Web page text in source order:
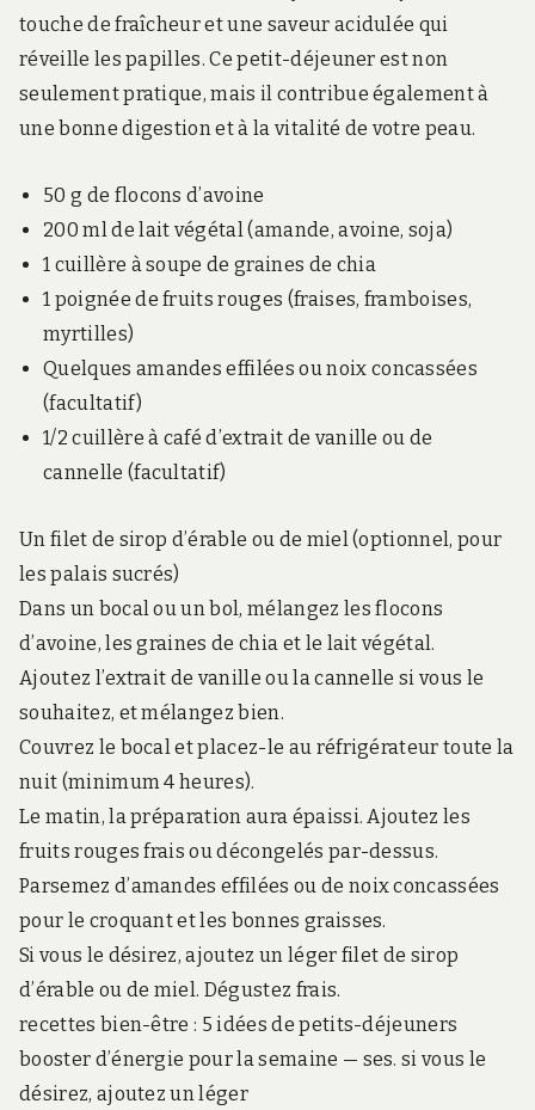
touche de fraîcheur et une saveur acidulée qui
réveille les papilles. Ce petit-déjeuner est non
seulement pratique, mais il contribue également à
une bonne digestion et à la vitalité de votre peau.
50 g de flocons d’avoine
200 ml de lait végétal (amande, avoine, soja)
1 cuillère à soupe de graines de chia
1 poignée de fruits rouges (fraises, framboises,
myrtilles)
Quelques amandes effilées ou noix concassées
(facultatif)
1/2 cuillère à café d’extrait de vanille ou de
cannelle (facultatif)
Un filet de sirop d’érable ou de miel (optionnel, pour
les palais sucrés)
Dans un bocal ou un bol, mélangez les flocons
d’avoine, les graines de chia et le lait végétal.
Ajoutez l’extrait de vanille ou la cannelle si vous le
souhaitez, et mélangez bien.
Couvrez le bocal et placez-le au réfrigérateur toute la
nuit (minimum 4 heures).
Le matin, la préparation aura épaissi. Ajoutez les
fruits rouges frais ou décongelés par-dessus.
Parsemez d’amandes effilées ou de noix concassées
pour le croquant et les bonnes graisses.
Si vous le désirez, ajoutez un léger filet de sirop
d’érable ou de miel. Dégustez frais.
recettes bien-être : 5 idées de petits-déjeuners
booster d’énergie pour la semaine — ses. si vous le
désirez, ajoutez un léger